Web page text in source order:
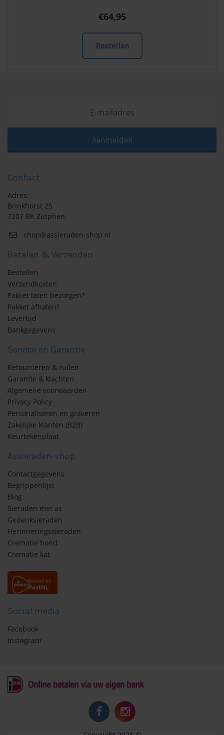
€64,95
Bestellen
Aanmelden
Contact
Adres:
Brinkhorst 25
7207 BK Zutphen
shop@assieraden-shop.nl
Betalen & Verzenden
Bestellen
Verzendkosten
Pakket laten bezorgen?
Pakket afhalen?
Levertijd
Bankgegevens
Service en Garantie
Retourneren & ruilen
Garantie & klachten
Algemene voorwaarden
Privacy Policy
Personaliseren en graveren
Zakelijke klanten (B2B)
Keurtekenplaat
Assieraden-shop
Contactgegevens
Begrippenlijst
Blog
Sieraden met as
Gedenksieraden
Herinneringssieraden
Crematie hond
Crematie kat
Social media
Facebook
Instagram